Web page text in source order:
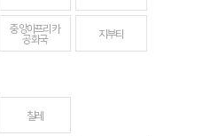
중앙아프리카
공화국
지부티
칠레